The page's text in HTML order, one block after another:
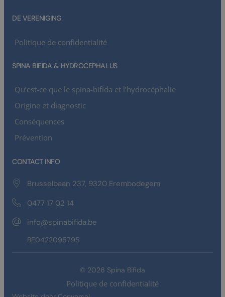
DE VERENIGING
Politique de confidentialité
SPINA BIFIDA & HYDROCEPHALUS
Qu’est-ce que le spina-bifida et l’hydrocéphalie
Origine et diagnostic
Conséquences
Prévention
CONTACT INFO
Brusselbaan 237, 9320 Erembodegem
0477 17 02 14
info@spinabifida.be
BE0422095795
© 2026 Spina Bifida
Politique de confidentialité